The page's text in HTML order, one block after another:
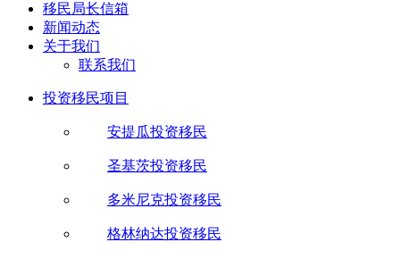
移民局长信箱
新闻动态
关于我们
联系我们
投资移民项目
安提瓜投资移民
圣基茨投资移民
多米尼克投资移民
格林纳达投资移民